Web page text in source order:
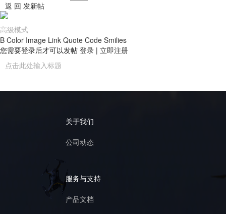
返 回 发新帖
高级模式
B Color Image Link Quote Code Smilies
您需要登录后才可以发帖 登录 | 立即注册
关于我们
公司动态
服务与支持
产品文档